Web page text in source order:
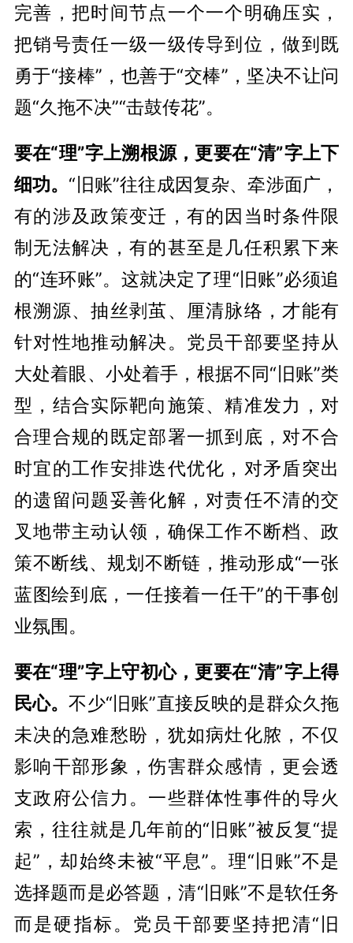
完善，把时间节点一个一个明确压实，
把销号责任一级一级传导到位，做到既
勇于“接棒”，也善于“交棒”，坚决不让问
题“久拖不决”“击鼓传花”。
要在“理”字上溯根源，更要在“清”字上下
细功。 “旧账”往往成因复杂、牵涉面广，
有的涉及政策变迁，有的因当时条件限
制无法解决，有的甚至是几任积累下来
的“连环账”。这就决定了理“旧账”必须追
根溯源、抽丝剥茧、厘清脉络，才能有
针对性地推动解决。党员干部要坚持从
大处着眼、小处着手，根据不同“旧账”类
型，结合实际靶向施策、精准发力，对
合理合规的既定部署一抓到底，对不合
时宜的工作安排迭代优化，对矛盾突出
的遗留问题妥善化解，对责任不清的交
叉地带主动认领，确保工作不断档、政
策不断线、规划不断链，推动形成“一张
蓝图绘到底，一任接着一任干”的干事创
业氛围。
要在“理”字上守初心，更要在“清”字上得
民心。不少“旧账”直接反映的是群众久拖
未决的急难愁盼，犹如病灶化脓，不仅
影响干部形象，伤害群众感情，更会透
支政府公信力。一些群体性事件的导火
索，往往就是几年前的“旧账”被反复“提
起”，却始终未被“平息”。理“旧账”不是
选择题而是必答题，清“旧账”不是软任务
而是硬指标。党员干部要坚持把清“旧